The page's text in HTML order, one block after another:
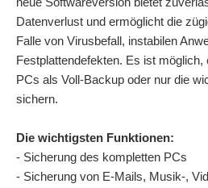
Datenverlust und ermöglicht die
Falle von Virusbefall, instabilen
Festplattendefekten. Es ist möglich,
PCs als Voll-Backup oder nur die
sichern.
Die wichtigsten Funktionen:
- Sicherung des kompletten PCs
- Sicherung von E-Mails, Musik-,